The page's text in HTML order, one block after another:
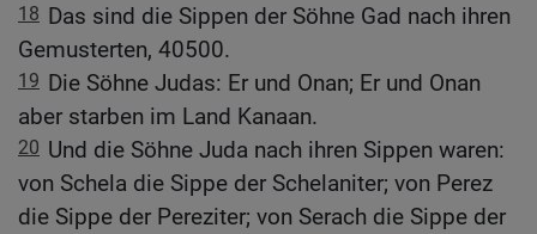
18 Das sind die Sippen der Söhne Gad nach ihren
Gemusterten, 40500.
19 Die Söhne Judas: Er und Onan; Er und Onan
aber starben im Land Kanaan.
20 Und die Söhne Juda nach ihren Sippen waren:
von Schela die Sippe der Schelaniter; von Perez
die Sippe der Pereziter; von Serach die Sippe der